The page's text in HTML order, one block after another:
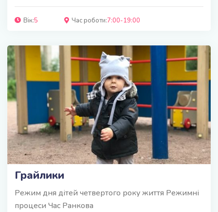
Вік:5 Час роботи:7:00-19:00
Грайлики
Режим дня дітей четвертого року життя Режимні
процеси Час Ранкова